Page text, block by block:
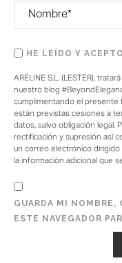
HE LEÍDO Y
ARELINE S.L. (LESTER),
nuestro blog
cumplimentando el presente
están previstas cesiones a
datos, salvo obligación legal.
rectificación y supresión así
un correo electrónico
la información adicional que
GUARDA MI NOMBRE,
ESTE NAVEGADOR